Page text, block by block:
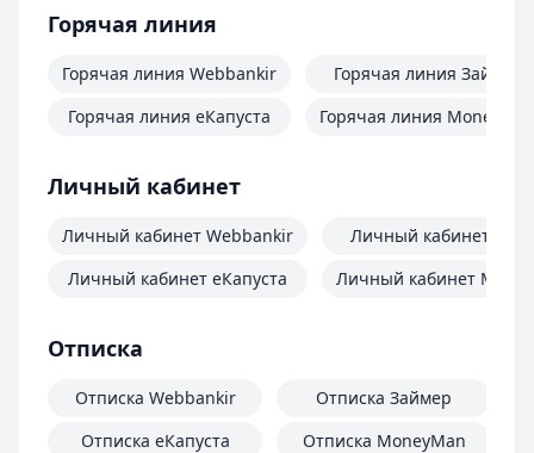
Горячая линия
Горячая линия Webbankir
Горячая линия еКапуста
Горячая линия Займер
Горячая линия
Личный кабинет
Личный кабинет Webbankir
Личный кабинет еКапуста
Личный кабинет
Личный кабинет
Отписка
Отписка Webbankir
Отписка еКапуста
Отписка Займер
Отписка MoneyMan